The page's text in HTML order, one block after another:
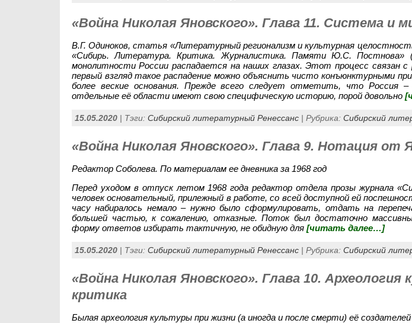
«Война Николая Яновского». Глава 11. Система и
В.Г. Одиноков, статья «Литературный регионализм и культурная
«Сибирь. Литература. Критика. Журналистика. Памяти Ю.С. Постнова»
монолитности России распадается на наших глазах. Этот процесс связан
первый взгляд такое распадение можно объяснить чисто конъюнктурными
более веские основания. Прежде всего следует отметить, что Россия –
отдельные её области имеют свою специфическую историю, порой довольно
15.05.2020| Тэги: Сибирский литературный Ренессанс| Рубрика: Сибирский
«Война Николая Яновского». Глава 9. Нотация от
Редактор Соболева. По материалам ее дневника за 1968 год
Перед уходом в отпуск летом 1968 года редактор отдела прозы журнала
человек основательный, прилежный в работе, со всей доступной ей
часу набиралось немало – нужно было сформулировать, отдать на
большей частью, к сожалению, отказные. Поток был достаточно
форму ответов избирать тактичную, не обидную для [читать далее…]
15.05.2020| Тэги: Сибирский литературный Ренессанс| Рубрика: Сибирский
«Война Николая Яновского». Глава 10.
критика
Былая археология культуры при жизни (а иногда и после смерти) её создателей